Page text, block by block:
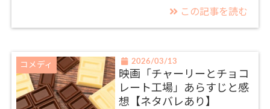
この記事を読む
コメディ 2026/03/13
映画「チャーリーとチョコ
レート工場」あらすじと感
想【ネタバレあり】